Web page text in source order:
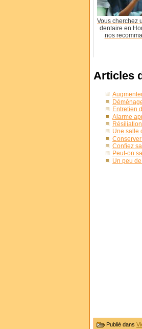
Vous cherchez
dentaire en
nos
Articles
Entretien
Alarme
Une salle
Confiez
Peut-on
Un peu
Publié dans